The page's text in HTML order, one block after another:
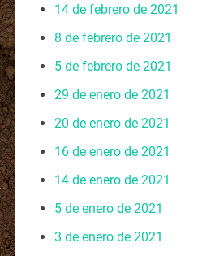
14 de febrero de 2021
8 de febrero de 2021
5 de febrero de 2021
29 de enero de 2021
20 de enero de 2021
16 de enero de 2021
14 de enero de 2021
5 de enero de 2021
3 de enero de 2021